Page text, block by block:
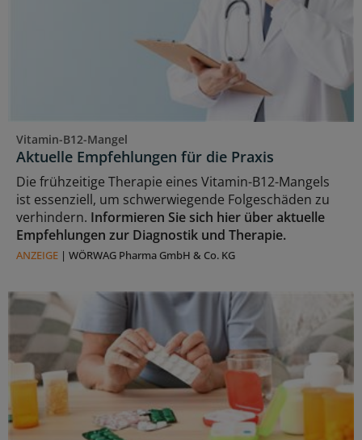
Vitamin-B12-Mangel
Aktuelle Empfehlungen für die Praxis
Die frühzeitige Therapie eines Vitamin-B12-Mangels
ist essenziell, um schwerwiegende Folgeschäden zu
verhindern. Informieren Sie sich hier über aktuelle
Empfehlungen zur Diagnostik und Therapie.
ANZEIGE | WÖRWAG Pharma GmbH & Co. KG